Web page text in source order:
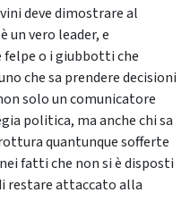
deve dimostrare al
un vero leader, e
o i giubbotti che
che sa prendere decisioni
solo un comunicatore
politica, ma anche chi sa
quantunque sofferte
fatti che non si è disposti
restare attaccato alla